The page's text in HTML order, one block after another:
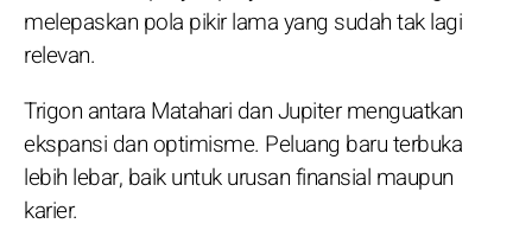
melepaskan pola pikir lama yang sudah tak lagi
relevan.
Trigon antara Matahari dan Jupiter menguatkan
ekspansi dan optimisme. Peluang baru terbuka
lebih lebar, baik untuk urusan finansial maupun
karier.